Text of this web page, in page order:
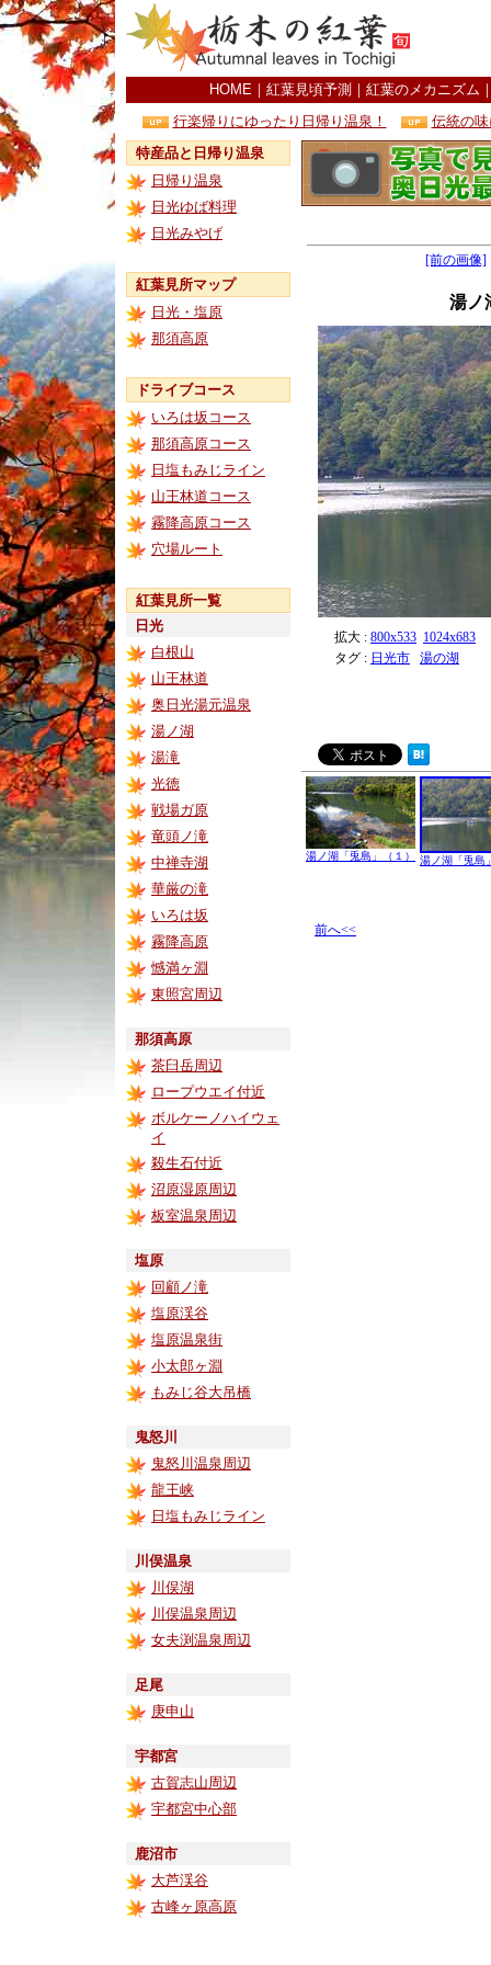
HOME ｜ 紅葉見頃予測 ｜ 紅葉のメカニズム
行楽帰りにゆったり日帰り温泉！
伝統の
特産品と日帰り温泉
日帰り温泉
日光ゆば料理
日光みやげ
紅葉見所マップ
日光・塩原
那須高原
ドライブコース
いろは坂コース
那須高原コース
日塩もみじライン
山王林道コース
霧降高原コース
穴場ルート
紅葉見所一覧
日光
白根山
山王林道
奥日光湯元温泉
湯ノ湖
湯滝
光徳
戦場ガ原
竜頭ノ滝
中禅寺湖
華厳の滝
いろは坂
霧降高原
憾満ヶ淵
東照宮周辺
那須高原
茶臼岳周辺
ロープウエイ付近
ボルケーノハイウェ
イ
殺生石付近
沼原湿原周辺
板室温泉周辺
塩原
回顧ノ滝
塩原渓谷
塩原温泉街
小太郎ヶ淵
もみじ谷大吊橋
鬼怒川
鬼怒川温泉周辺
龍王峡
日塩もみじライン
川俣温泉
川俣湖
川俣温泉周辺
女夫渕温泉周辺
足尾
庚申山
宇都宮
古賀志山周辺
宇都宮中心部
鹿沼市
大芦渓谷
古峰ヶ原高原
[前の画像]
湯ノ
拡大 : 800x533 1024x683
タグ : 日光市 湯の湖
湯ノ湖「兎島」（１） 湯ノ湖「兎島
前へ<<